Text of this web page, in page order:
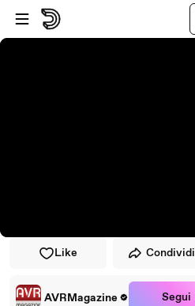
Vai al lettore
Passa al contenuto principale
Like Condividi
AVRMagazine Segui